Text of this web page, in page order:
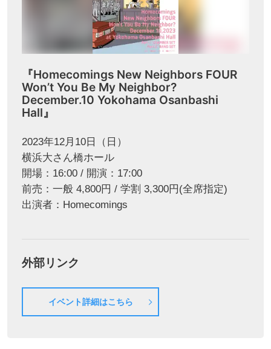
『Homecomings New Neighbors FOUR
Won’t You Be My Neighbor?
December.10 Yokohama Osanbashi
Hall』
2023年12月10日（日）
横浜大さん橋ホール
開場：16:00 / 開演：17:00
前売：一般 4,800円 / 学割 3,300円(全席指定)
出演者：Homecomings
外部リンク
イベント詳細はこちら